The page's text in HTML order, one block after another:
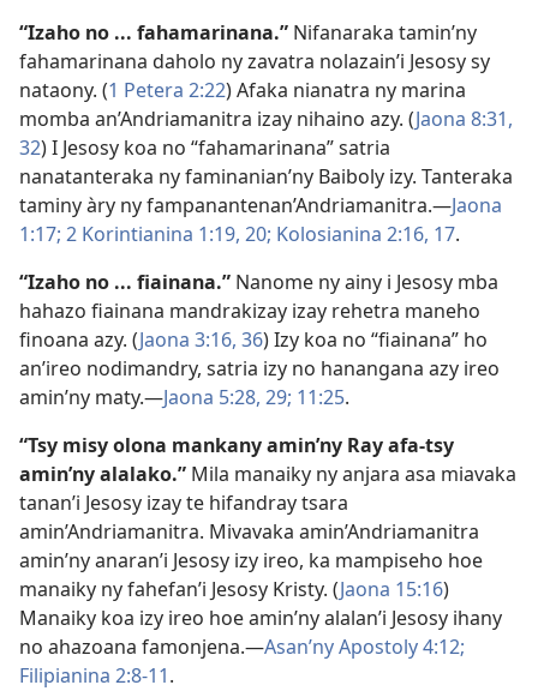
“Izaho no ... fahamarinana.” Nifanaraka tamin’ny
fahamarinana daholo ny zavatra nolazain’i Jesosy sy
nataony. (1 Petera 2:22) Afaka nianatra ny marina
momba an’Andriamanitra izay nihaino azy. (Jaona 8:31,
32) I Jesosy koa no “fahamarinana” satria
nanatanteraka ny faminanian’ny Baiboly izy. Tanteraka
taminy àry ny fampanantenan’Andriamanitra.—Jaona
1:17; 2 Korintianina 1:19, 20; Kolosianina 2:16, 17.
“Izaho no ... fiainana.” Nanome ny ainy i Jesosy mba
hahazo fiainana mandrakizay izay rehetra maneho
finoana azy. (Jaona 3:16, 36) Izy koa no “fiainana” ho
an’ireo nodimandry, satria izy no hanangana azy ireo
amin’ny maty.—Jaona 5:28, 29; 11:25.
“Tsy misy olona mankany amin’ny Ray afa-tsy
amin’ny alalako.” Mila manaiky ny anjara asa miavaka
tanan’i Jesosy izay te hifandray tsara
amin’Andriamanitra. Mivavaka amin’Andriamanitra
amin’ny anaran’i Jesosy izy ireo, ka mampiseho hoe
manaiky ny fahefan’i Jesosy Kristy. (Jaona 15:16)
Manaiky koa izy ireo hoe amin’ny alalan’i Jesosy ihany
no ahazoana famonjena.—Asan’ny Apostoly 4:12;
Filipianina 2:8-11.